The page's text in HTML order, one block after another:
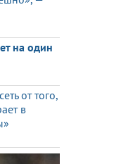
на один
от того,
в